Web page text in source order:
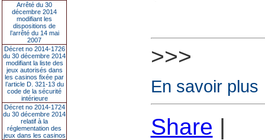
Arrêté du 30
décembre 2014
modifiant les
dispositions de
l’arrêté du 14 mai
2007
Décret no 2014-1726
du 30 décembre 2014
modifiant la liste des
jeux autorisés dans
les casinos fixée par
l’article D. 321-13 du
code de la sécurité
intérieure
Décret no 2014-1724
du 30 décembre 2014
relatif à la
réglementation des
jeux dans les casinos
>>>
En savoir plus
Share |